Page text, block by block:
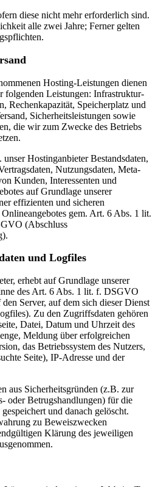
diese nicht mehr erforderlich sind.
alle zwei Jahre; Ferner gelten
Hosting-Leistungen dienen
folgenden Leistungen: Infrastruktur-
Rechenkapazität, Speicherplatz und
Sicherheitsleistungen sowie
die wir zum Zwecke des Betriebs
Hostinganbieter Bestandsdaten,
Nutzungsdaten, Meta-
Kunden, Interessenten und
auf Grundlage unserer
effizienten und sicheren
gem. Art. 6 Abs. 1 lit.
(Abschluss
und Logfiles
erhebt auf Grundlage unserer
des Art. 6 Abs. 1 lit. f. DSGVO
Server, auf dem sich dieser Dienst
Zu den Zugriffsdaten gehören
Datei, Datum und Uhrzeit des
Meldung über erfolgreichen
das Betriebssystem des Nutzers,
Seite), IP-Adresse und der
aus Sicherheitsgründen (z.B. zur
oder Betrugshandlungen) für die
und danach gelöscht.
zu Beweiszwecken
Klärung des jeweiligen